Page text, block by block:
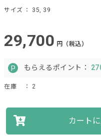
サイズ ： 35, 39
29,700 円（税込）
もらえるポイント：
在庫 ： 2
カート